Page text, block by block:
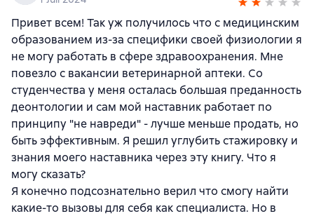
Привет всем! Так уж получилось что с медицинским
образованием из-за специфики своей физиологии я
не могу работать в сфере здравоохранения. Мне
повезло с вакансии ветеринарной аптеки. Со
студенчества у меня осталась большая преданность
деонтологии и сам мой наставник работает по
принципу "не навреди" - лучше меньше продать, но
быть эффективным. Я решил углубить стажировку и
знания моего наставника через эту книгу. Что я
могу сказать?
Я конечно подсознательно верил что смогу найти
какие-то вызовы для себя как специалиста. Но в